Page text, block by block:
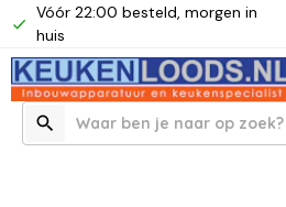
Vóór 22:00 besteld, morgen in
huis